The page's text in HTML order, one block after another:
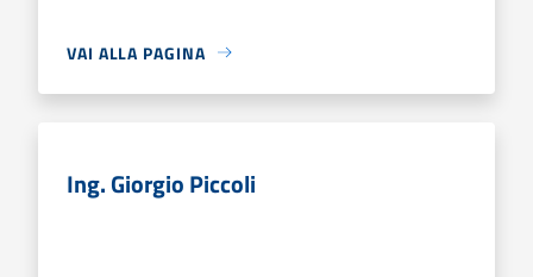
VAI ALLA PAGINA
Ing. Giorgio Piccoli